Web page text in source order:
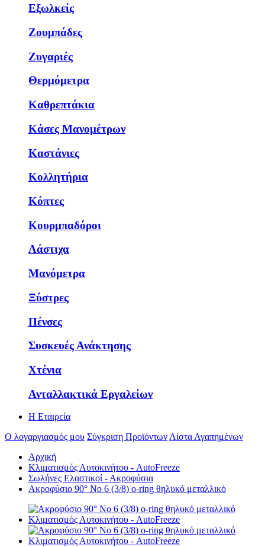
Εξωλκείς
Ζουμπάδες
Ζυγαριές
Θερμόμετρα
Καθρεπτάκια
Κάσες Μανομέτρων
Καστάνιες
Κολλητήρια
Κόπτες
Κουρμπαδόροι
Λάστιχα
Μανόμετρα
Ξύστρες
Πένσες
Συσκευές Ανάκτησης
Χτένια
Ανταλλακτικά Εργαλείων
Η Εταιρεία
Ο λογαργιασμός μου Σύγκριση ΠροϊόντωνΛίστα Αγαπημένων
Αρχική
Κλιματισμός Αυτοκινήτου - AutoFreeze
Σωλήνες Ελαστικοί - Ακροφύσια
Ακροφύσιο 90° Νο 6 (3/8) o-ring θηλυκό μεταλλικό